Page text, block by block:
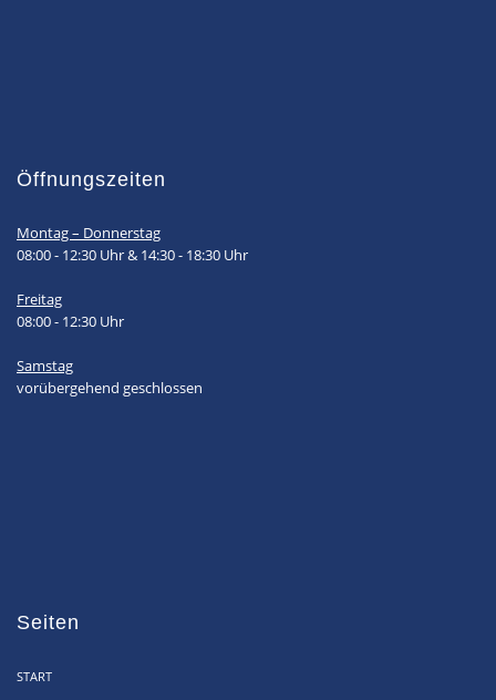
Öffnungszeiten
Montag – Donnerstag
08:00 - 12:30 Uhr & 14:30 - 18:30 Uhr
Freitag
08:00 - 12:30 Uhr
Samstag
vorübergehend geschlossen
Seiten
START